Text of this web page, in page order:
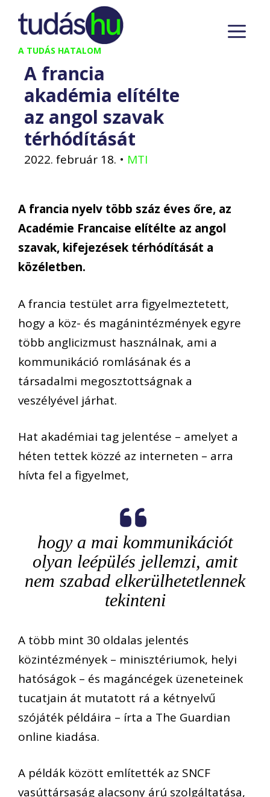
Kilépés
tartalomba
A TUDÁS HATALOM
A francia
akadémia elítélte
az angol szavak
térhódítását
2022. február 18. • MTI
A francia nyelv több száz éves őre, az
Académie Francaise elítélte az angol
szavak, kifejezések térhódítását a
közéletben.
A francia testület arra figyelmeztetett,
hogy a köz- és magánintézmények egyre
több anglicizmust használnak, ami a
kommunikáció romlásának és a
társadalmi megosztottságnak a
veszélyével járhat.
Hat akadémiai tag jelentése – amelyet a
héten tettek közzé az interneten – arra
hívta fel a figyelmet,
hogy a mai kommunikációt
olyan leépülés jellemzi, amit
nem szabad elkerülhetetlennek
tekinteni
A több mint 30 oldalas jelentés
közintézmények – minisztériumok, helyi
hatóságok – és magáncégek üzeneteinek
tucatjain át mutatott rá a kétnyelvű
szójáték példáira – írta a The Guardian
online kiadása.
A példák között említették az SNCF
vasúttársaság alacsony árú szolgáltatása,